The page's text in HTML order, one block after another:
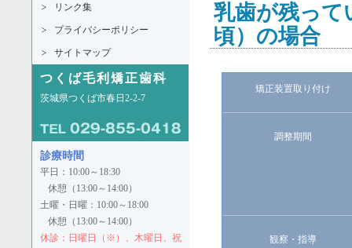
乳歯が残って
頃）の場合
矯正装置取り付け
調整期間
観察・指導
リンク集
プライバシーポリシー
サイトマップ
つくば毛利矯正歯科
茨城県つくば市春日2-2-7
診療時間
平日：10:00～18:30
休憩（13:00～14:00）
土曜・日曜：10:00～18:00
休憩（13:00～14:00）
休診：日曜日（※）、木曜日、祝